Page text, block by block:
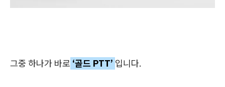
그중 하나가 바로 ‘골드 PTT’ 입니다.